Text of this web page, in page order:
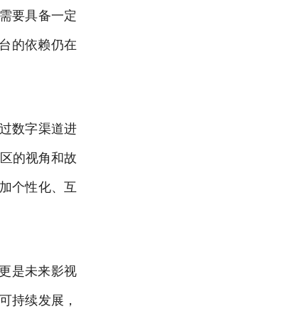
要具备一定
的依赖仍在
数字渠道进
的视角和故
个性化、互
是未来影视
持续发展，